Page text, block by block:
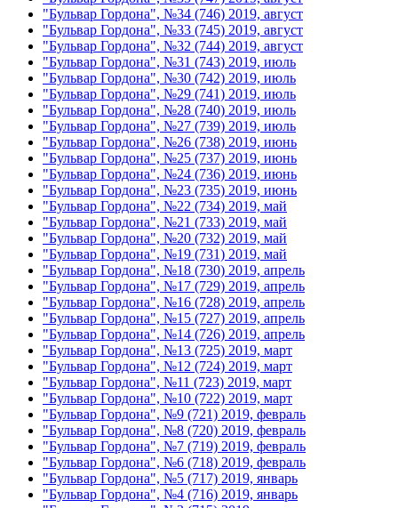
"Бульвар Гордона", №34 (746) 2019, август
"Бульвар Гордона", №33 (745) 2019, август
"Бульвар Гордона", №32 (744) 2019, август
"Бульвар Гордона", №31 (743) 2019, июль
"Бульвар Гордона", №30 (742) 2019, июль
"Бульвар Гордона", №29 (741) 2019, июль
"Бульвар Гордона", №28 (740) 2019, июль
"Бульвар Гордона", №27 (739) 2019, июль
"Бульвар Гордона", №26 (738) 2019, июнь
"Бульвар Гордона", №25 (737) 2019, июнь
"Бульвар Гордона", №24 (736) 2019, июнь
"Бульвар Гордона", №23 (735) 2019, июнь
"Бульвар Гордона", №22 (734) 2019, май
"Бульвар Гордона", №21 (733) 2019, май
"Бульвар Гордона", №20 (732) 2019, май
"Бульвар Гордона", №19 (731) 2019, май
"Бульвар Гордона", №18 (730) 2019, апрель
"Бульвар Гордона", №17 (729) 2019, апрель
"Бульвар Гордона", №16 (728) 2019, апрель
"Бульвар Гордона", №15 (727) 2019, апрель
"Бульвар Гордона", №14 (726) 2019, апрель
"Бульвар Гордона", №13 (725) 2019, март
"Бульвар Гордона", №12 (724) 2019, март
"Бульвар Гордона", №11 (723) 2019, март
"Бульвар Гордона", №10 (722) 2019, март
"Бульвар Гордона", №9 (721) 2019, февраль
"Бульвар Гордона", №8 (720) 2019, февраль
"Бульвар Гордона", №7 (719) 2019, февраль
"Бульвар Гордона", №6 (718) 2019, февраль
"Бульвар Гордона", №5 (717) 2019, январь
"Бульвар Гордона", №4 (716) 2019, январь